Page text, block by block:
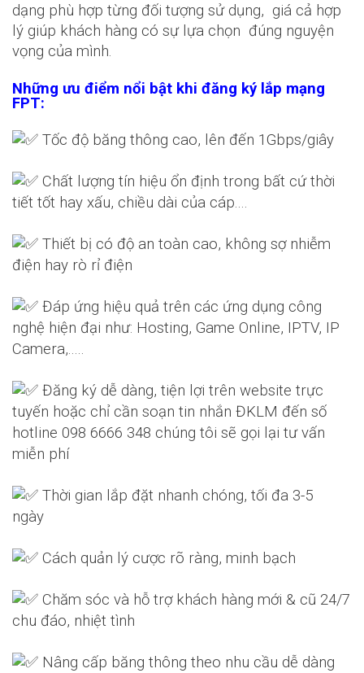
dạng phù hợp từng đối tượng sử dụng, giá cả hợp
lý giúp khách hàng có sự lựa chọn đúng nguyện
vọng của mình.
Những ưu điểm nổi bật khi đăng ký lắp mạng
FPT:
Tốc độ băng thông cao, lên đến 1Gbps/giây
Chất lượng tín hiệu ổn định trong bất cứ thời
tiết tốt hay xấu, chiều dài của cáp....
Thiết bị có độ an toàn cao, không sợ nhiễm
điện hay rò rỉ điện
Đáp ứng hiệu quả trên các ứng dụng công
nghệ hiện đại như: Hosting, Game Online, IPTV, IP
Camera,.....
Đăng ký dễ dàng, tiện lợi trên website trực
tuyến hoặc chỉ cần soạn tin nhắn ĐKLM đến số
hotline 098 6666 348 chúng tôi sẽ gọi lại tư vấn
miễn phí
Thời gian lắp đặt nhanh chóng, tối đa 3-5
ngày
Cách quản lý cược rõ ràng, minh bạch
Chăm sóc và hỗ trợ khách hàng mới & cũ 24/7
chu đáo, nhiệt tình
Nâng cấp băng thông theo nhu cầu dễ dàng